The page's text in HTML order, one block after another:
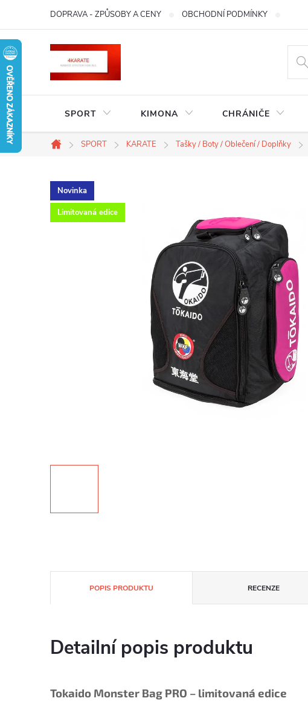
obsah
DOPRAVA - ZPŮSOBY A CENY OBCHODNÍ PODMÍNKY
SPORT KIMONA CHRÁNIČE
Domů
SPORT KARATE Tašky / Boty / Oblečení / Doplňky
Novinka
Limitovaná edice
POPIS PRODUKTU RECENZE
Detailní popis produktu
Tokaido Monster Bag PRO – limitovaná edice